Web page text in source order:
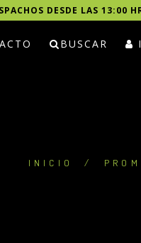
DESDE LAS 13:00
BUSCAR
INICIO /